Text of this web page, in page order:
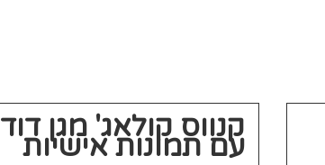
קנווס קולאג' מגן דוד
עם תמונות אישיות